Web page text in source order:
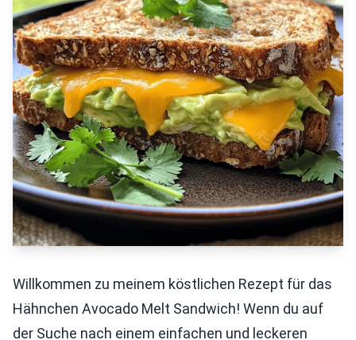
Willkommen zu meinem köstlichen Rezept für das
Hähnchen Avocado Melt Sandwich! Wenn du auf
der Suche nach einem einfachen und leckeren